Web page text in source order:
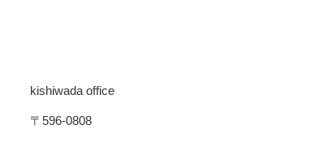
kishiwada office
〒596-0808